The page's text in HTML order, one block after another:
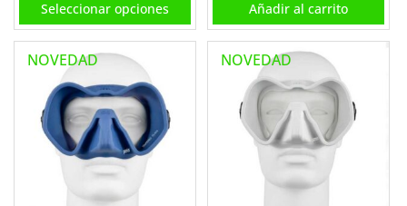
producto
producto
Seleccionar opciones
producto
tiene
múltiples
variantes.
Las
opciones
se
Añadir al carrito
NOVEDAD NOVEDAD